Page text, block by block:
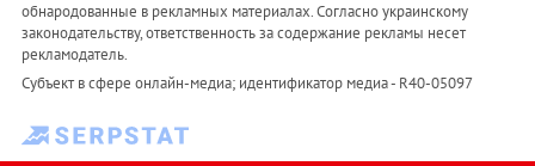
обнародованные в рекламных материалах. Согласно украинскому
законодательству, ответственность за содержание рекламы несет
рекламодатель.
Субъект в сфере онлайн-медиа; идентификатор медиа - R40-05097